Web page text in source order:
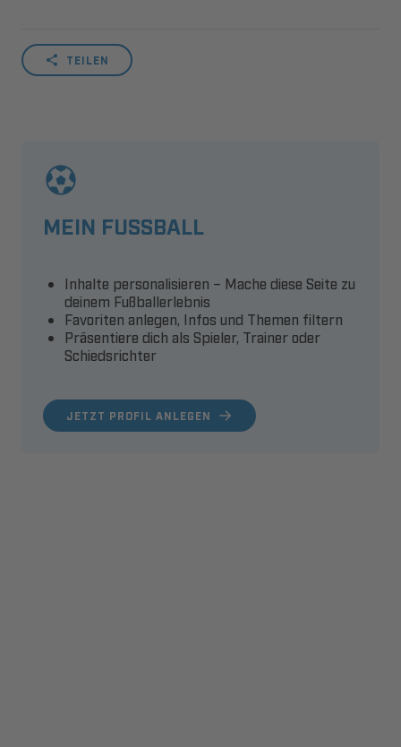
TEILEN
MEIN FUSSBALL
JETZT PROFIL ANLEGEN
Inhalte personalisieren – Mache diese Seite zu
deinem Fußballerlebnis
Favoriten anlegen, Infos und Themen filtern
Präsentiere dich als Spieler, Trainer oder
Schiedsrichter